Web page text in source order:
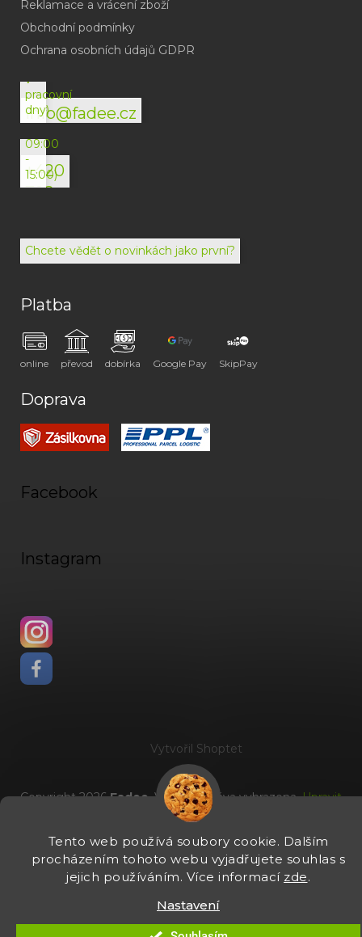
Tento web používá soubory cookie. Dalším
procházením tohoto webu vyjadřujete souhlas s
jejich používáním. Více informací zde.
Nastavení
Reklamace a vrácení zboží
Obchodní podmínky
Ochrana osobních údajů GDPR
info@fadee.cz
(odpověď
do
v
pracovní
dny)
+420
792
072
(Po-
09:00
-
15:00)
Chcete vědět o novinkách jako první?
Platba
online převod dobírka Google Pay SkipPay
Doprava
Facebook
Instagram
Vytvořil Shoptet
Copyright 2026Fadee. Všechna práva vyhrazena.Upravit
nastavení cookies